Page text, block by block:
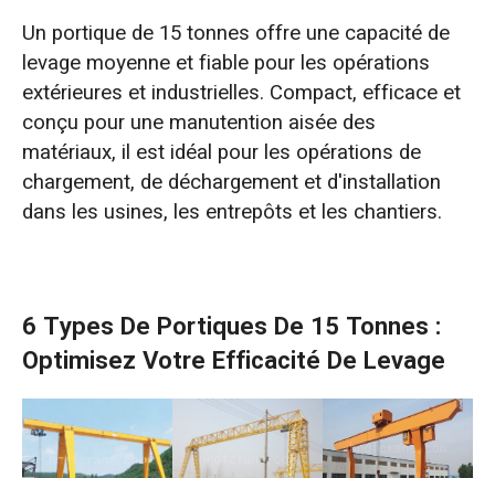
6 types de portiques de 15 tonnes :
optimisez votre efficacité de levage
Prix des portiques de 15 tonnes
Caisses pour pont roulant Dafang Crane 15
tonnes
Grue portique monopoutre MH de 15 tonnes
expédiée en Nouvelle-Zélande
Grue portique monopoutre européenne de 15
tonnes expédiée en Ouzbékistan
Un portique de 15 tonnes offre une capacité de
levage moyenne et fiable pour les opérations
extérieures et industrielles. Compact, efficace et
conçu pour une manutention aisée des
matériaux, il est idéal pour les opérations de
chargement, de déchargement et d'installation
dans les usines, les entrepôts et les chantiers.
6 Types De Portiques De 15 Tonnes :
Optimisez Votre Efficacité De Levage